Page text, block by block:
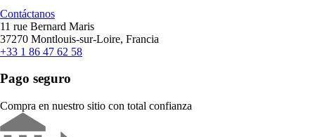
Contáctanos
11 rue Bernard Maris
37270 Montlouis-sur-Loire, Francia
+33 1 86 47 62 58
Pago seguro
Compra en nuestro sitio con total confianza